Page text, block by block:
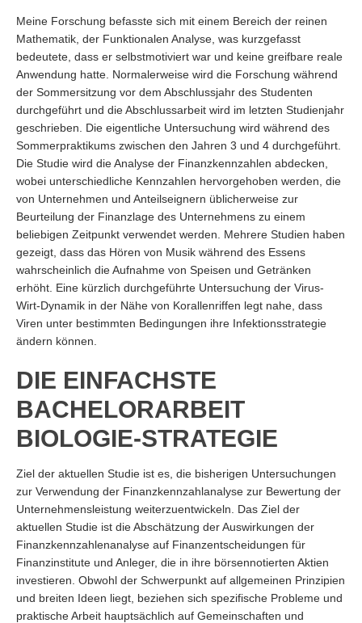
Meine Forschung befasste sich mit einem Bereich der reinen
Mathematik, der Funktionalen Analyse, was kurzgefasst
bedeutete, dass er selbstmotiviert war und keine greifbare reale
Anwendung hatte. Normalerweise wird die Forschung während
der Sommersitzung vor dem Abschlussjahr des Studenten
durchgeführt und die Abschlussarbeit wird im letzten Studienjahr
geschrieben. Die eigentliche Untersuchung wird während des
Sommerpraktikums zwischen den Jahren 3 und 4 durchgeführt.
Die Studie wird die Analyse der Finanzkennzahlen abdecken,
wobei unterschiedliche Kennzahlen hervorgehoben werden, die
von Unternehmen und Anteilseignern üblicherweise zur
Beurteilung der Finanzlage des Unternehmens zu einem
beliebigen Zeitpunkt verwendet werden. Mehrere Studien haben
gezeigt, dass das Hören von Musik während des Essens
wahrscheinlich die Aufnahme von Speisen und Getränken
erhöht. Eine kürzlich durchgeführte Untersuchung der Virus-
Wirt-Dynamik in der Nähe von Korallenriffen legt nahe, dass
Viren unter bestimmten Bedingungen ihre Infektionsstrategie
ändern können.
DIE EINFACHSTE
BACHELORARBEIT
BIOLOGIE-STRATEGIE
Ziel der aktuellen Studie ist es, die bisherigen Untersuchungen
zur Verwendung der Finanzkennzahlanalyse zur Bewertung der
Unternehmensleistung weiterzuentwickeln. Das Ziel der
aktuellen Studie ist die Abschätzung der Auswirkungen der
Finanzkennzahlenanalyse auf Finanzentscheidungen für
Finanzinstitute und Anleger, die in ihre börsennotierten Aktien
investieren. Obwohl der Schwerpunkt auf allgemeinen Prinzipien
und breiten Ideen liegt, beziehen sich spezifische Probleme und
praktische Arbeit hauptsächlich auf Gemeinschaften und